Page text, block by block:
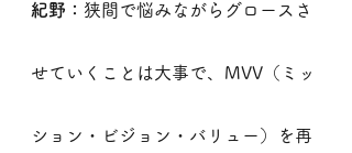
紀野： 狭間で悩みながらグロースさ
せていくことは大事で、MVV（ミッ
ション・ビジョン・バリュー）を再